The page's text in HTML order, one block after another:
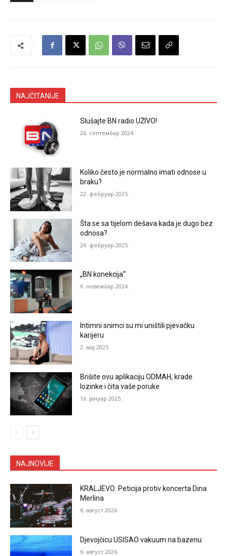
NAJČITANIJE
Slušajte BN radio UŽIVO!
26. септембар 2024.
Koliko često je normalno imati odnose u
braku?
22. фебруар 2025.
Šta se sa tijelom dešava kada je dugo bez
odnosa?
24. фебруар 2025.
„BN konekcija“
6. новембар 2024.
Intimni snimci su mi uništili pjevačku
karijeru
2. мај 2025.
Brišite ovu aplikaciju ODMAH, krade
lozinke i čita vaše poruke
16. јануар 2025.
NAJNOVIJE
KRALJEVO: Peticija protiv koncerta Dina
Merlina
6. август 2026.
Djevojčicu USISAO vakuum na bazenu
6. август 2026.